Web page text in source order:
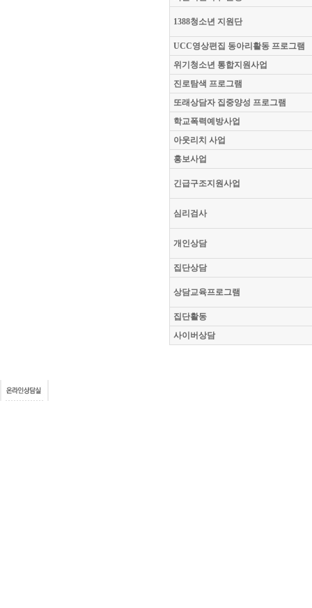
1388청소년 지원단
UCC영상편집 동아리활동 프로그램
위기청소년 통합지원사업
진로탐색 프로그램
또래상담자 집중양성 프로그램
학교폭력예방사업
아웃리치 사업
홍보사업
긴급구조지원사업
심리검사
개인상담
집단상담
상담교육프로그램
집단활동
사이버상담